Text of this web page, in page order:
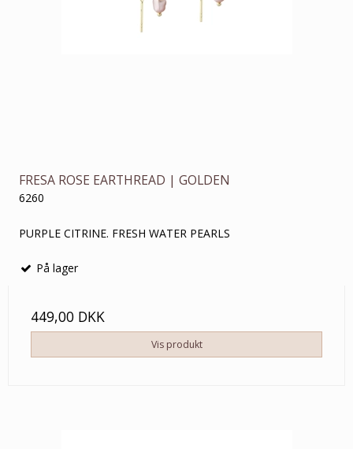
FRESA ROSE EARTHREAD | GOLDEN
6260
PURPLE CITRINE. FRESH WATER PEARLS
På lager
449,00 DKK
Vis produkt